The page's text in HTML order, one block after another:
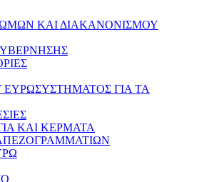
ΚΑΙ ΔΙΑΚΑΝΟΝΙΣΜΟΥ
ΕΥΡΩΣΥΣΤΗΜΑΤΟΣ ΓΙΑ ΤΑ
ΚΑΙ ΚΕΡΜΑΤΑ